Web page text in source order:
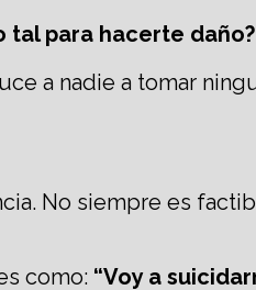
tal para hacerte daño?
a nadie a tomar
No siempre es
como: “Voy a